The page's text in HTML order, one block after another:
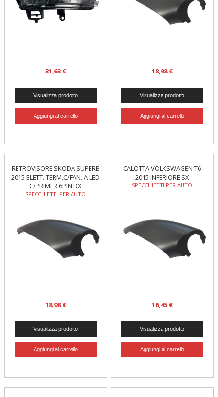
31,63 € 18,98 €
RETROVISORE SKODA SUPERB
2015 ELETT. TERM.C/FAN. A LED
C/PRIMER 6PIN DX
SPECCHIETTI PER AUTO
18,98 €
CALOTTA VOLKSWAGEN T6
2015 INFERIORE SX
SPECCHIETTI PER AUTO
16,45 €